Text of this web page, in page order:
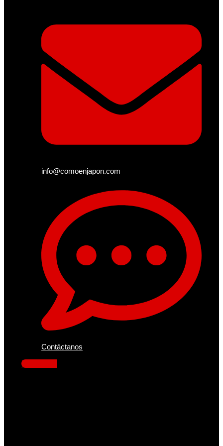
info@comoenjapon.com
Contáctanos
Facebook